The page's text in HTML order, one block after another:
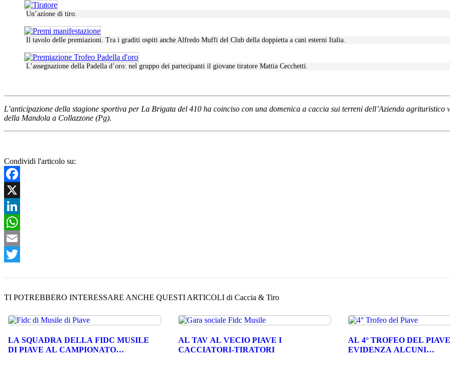
Un’azione di tiro.
Il tavolo delle premiazioni. Tra i graditi ospiti anche Alfredo Muffi del Club della doppietta a cani esterni Italia.
L’assegnazione della Padella d’oro: nel gruppo dei partecipanti il giovane tiratore Mattia Cecchetti.
L’anticipazione della stagione sportiva per La Brigata del 410 ha coinciso con una domenica a caccia sui terreni dell’Azienda agrituristico
della Mandola a Collazzone (Pg).
Condividi l'articolo su:
Facebook
X
LinkedIn
WhatsApp
Email
TI POTREBBERO INTERESSARE ANCHE QUESTI ARTICOLI di Caccia & Tiro
LA SQUADRA DELLA FIDC MUSILE
DI PIAVE AL CAMPIONATO…
AL TAV AL VECIO PIAVE I
CACCIATORI-TIRATORI
AL 4° TROFEO DEL
EVIDENZA ALCUNI…